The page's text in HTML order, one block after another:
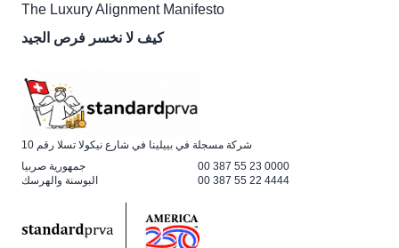
The Luxury Alignment Manifesto
كيف لا نخسر فرص الجيد
شركة مسجلة في بييلينا في شارع نيكولا تسلا رقم 10
جمهورية صربيا
البوسنة والهرسك
00 387 55 23 0000
00 387 55 22 4444